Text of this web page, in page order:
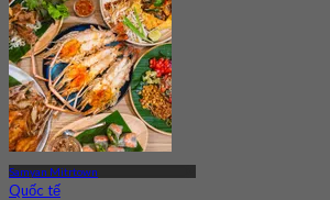
Samyan Mitrtown
Quốc tế